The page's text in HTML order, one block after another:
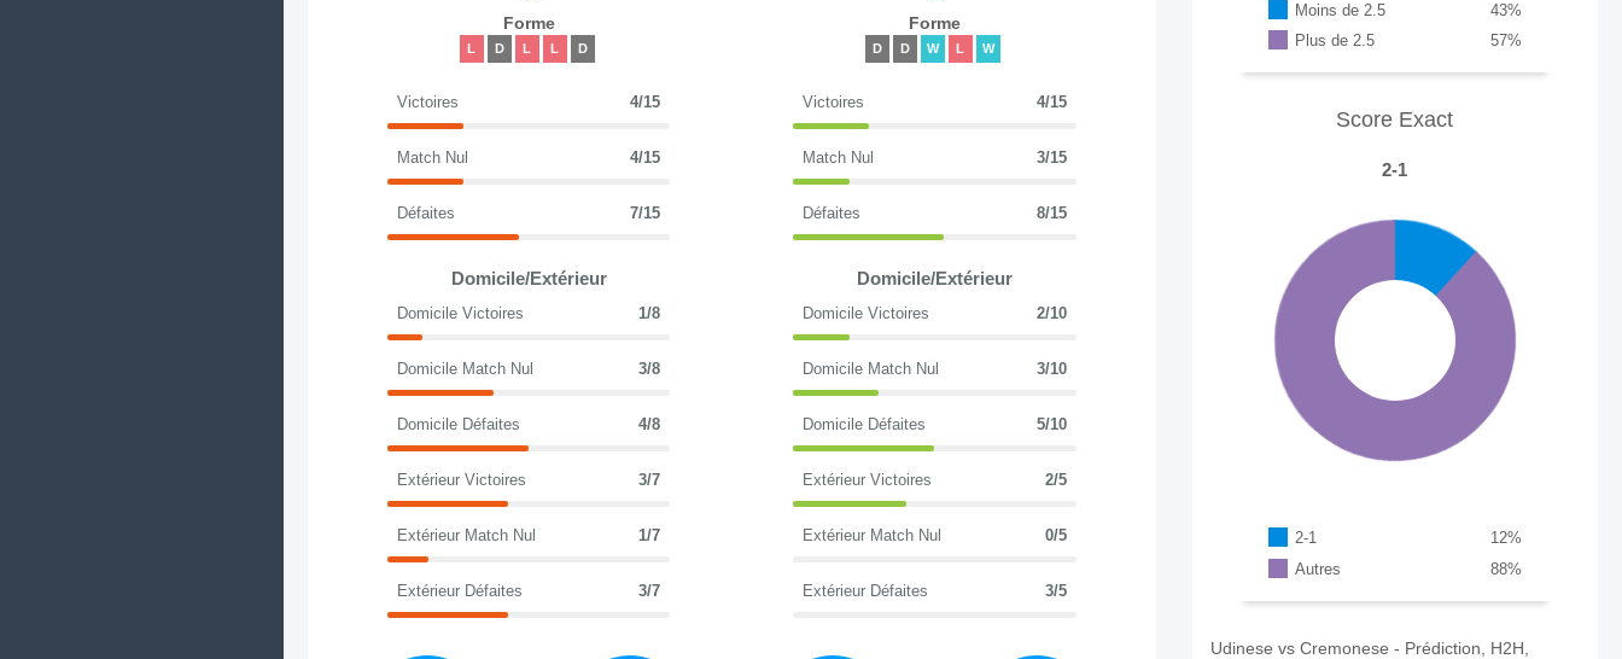
Forme
L D L L D
Victoires 4/15
Match Nul 4/15
Défaites 7/15
Domicile/Extérieur
Domicile Victoires 1/8
Domicile Match Nul 3/8
Domicile Défaites 4/8
Extérieur Victoires 3/7
Extérieur Match Nul 1/7
Extérieur Défaites 3/7
Forme
D D W L W
Victoires 4/15
Match Nul 3/15
Défaites 8/15
Domicile/Extérieur
Domicile Victoires 2/10
Domicile Match Nul 3/10
Domicile Défaites 5/10
Extérieur Victoires 2/5
Extérieur Match Nul 0/5
Extérieur Défaites 3/5
Moins de 2.5 %
43
Plus de 2.5
%
57
Score Exact
2-1
2-1 %
12
Autres
%
88
Udinese vs Cremonese - Prédiction, H2H,